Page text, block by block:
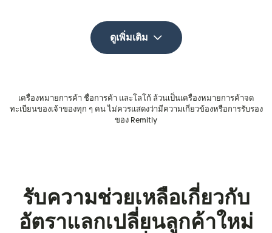
ดูเพิ่มเติม
เครื่องหมายการค้า ชื่อการค้า และโลโก้ ล้วนเป็นเครื่องหมายการค้าจด
ทะเบียนของเจ้าของทุก ๆ คน ไม่ควรแสดงว่ามีความเกี่ยวข้องหรือการรับรอง
ของ Remitly
รับความช่วยเหลือเกี่ยวกับ
อัตราแลกเปลี่ยนลูกค้าใหม่